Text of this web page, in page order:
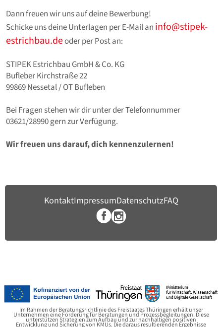
Dann freuen wir uns auf deine Bewerbung!
Schicke uns deine Unterlagen per E-Mail an info@stipek-
estrichbau.deoder per Post an:
STIPEK Estrichbau GmbH & Co. KG
Bufleber Kirchstraße 22
99869 Nessetal / OT Bufleben
Bei Fragen stehen wir dir unter der Telefonnummer
03621/28990 gern zur Verfügung.
Wir freuen uns darauf, dich kennenzulernen!
KontaktImpressumDatenschutzFAQ
Im Rahmen der Beratungsrichtlinie des Freistaates Thüringen erhält unser
Unternehmen eine Förderung für Beratungen und Prozessbegleitungen. Diese
unterstützen Strategien zum Aufbau und zur nachhaltigen positiven
Entwicklung und Sicherung von KMUs. Die daraus resultierenden Ergebnisse